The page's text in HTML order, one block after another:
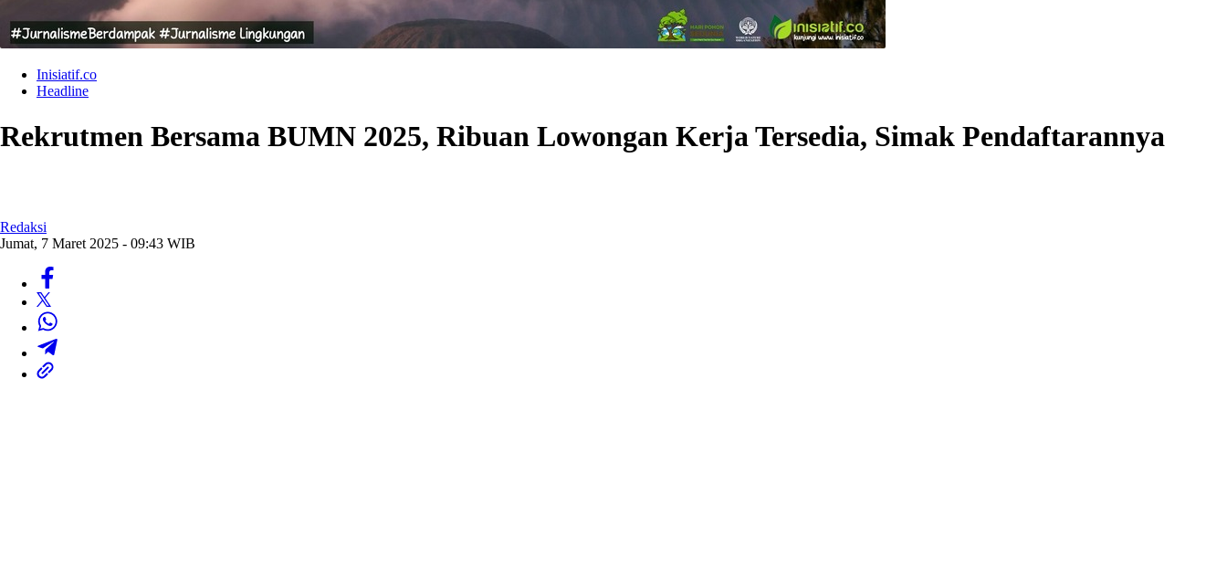
Inisiatif.co
Headline
Rekrutmen Bersama BUMN 2025, Ribuan Lowongan Kerja Tersedia, Simak Pendaftarannya
Redaksi
Jumat, 7 Maret 2025 - 09:43 WIB